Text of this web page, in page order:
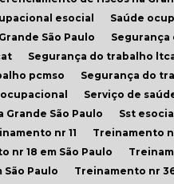
esocial
Saúde
São Paulo
Segurança do trabalho
pcmso
Segurança do
ocupacional
Serviço de
Grande São Paulo
Sst
nr 11
Treinamento
nr 18 em São Paulo
São Paulo Treinamento nr